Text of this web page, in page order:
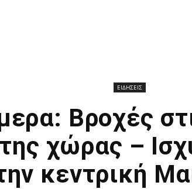
ΕΙΔΗΣΕΙΣ
Βροχές
χώρας –
κεντρική